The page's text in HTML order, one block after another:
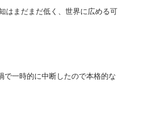
はまだまだ低く、世界に広める可
一時的に中断したので本格的な